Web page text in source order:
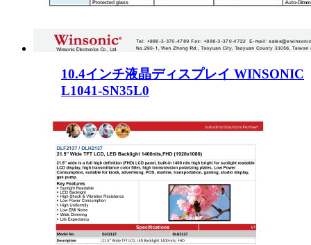
10.4インチ液晶ディスプレイ WINSONIC
L1041-SN35L0